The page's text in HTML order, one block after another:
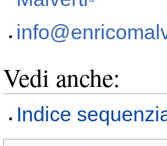
Vedi anche:
Indice